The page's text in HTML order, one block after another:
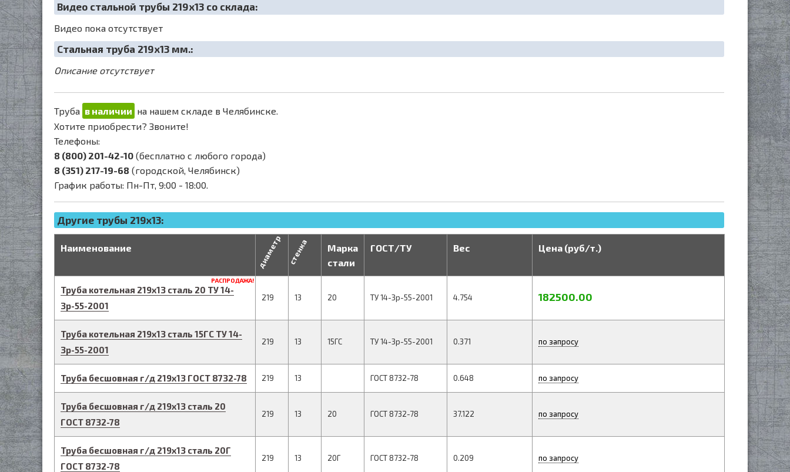
Видео стальной трубы 219х13 со склада:
Видео пока отсутствует
Cтальная труба 219х13 мм.:
Описание отсутствует
Труба в наличии на нашем складе в Челябинске.
Хотите приобрести? Звоните!
Телефоны:
8 (800) 201-42-10 (бесплатно с любого города)
8 (351) 217-19-68 (городской, Челябинск)
График работы: Пн-Пт, 9:00 - 18:00.
Другие трубы 219x13:
Наименование диаметр стенка
Марка
стали
ГОСТ/ТУ Вес Цена (руб/т.)
РАСПРОДАЖА!
Труба котельная 219х13 сталь 20 ТУ 14-
3р-55-2001
219 13 20 ТУ 14-3р-55-2001 4.754 182500.00
Труба котельная 219х13 сталь 15ГС ТУ 14-
3р-55-2001
219 13 15ГС ТУ 14-3р-55-2001 0.371 по запросу
Труба бесшовная г/д 219х13 ГОСТ 8732-78 219 13 ГОСТ 8732-78 0.648 по запросу
Труба бесшовная г/д 219х13 сталь 20
ГОСТ 8732-78
219 13 20 ГОСТ 8732-78 37.122 по запросу
Труба бесшовная г/д 219х13 сталь 20Г
ГОСТ 8732-78
219 13 20Г ГОСТ 8732-78 0.209 по запросу